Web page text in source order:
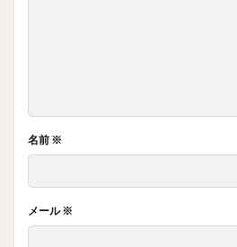
名前 ※
メール※